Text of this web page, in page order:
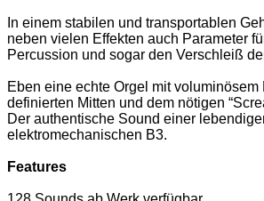
In einem stabilen und transportablen
neben vielen Effekten auch Parameter
Percussion und sogar den Verschleiß
Eben eine echte Orgel mit voluminösem
definierten Mitten und dem nötigen
Der authentische Sound einer
elektromechanischen B3.
Features